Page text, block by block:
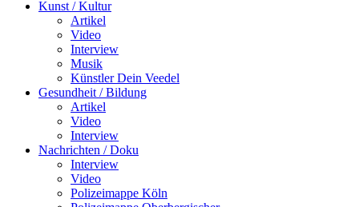
Kunst / Kultur
Artikel
Video
Interview
Musik
Künstler Dein Veedel
Gesundheit / Bildung
Artikel
Video
Interview
Nachrichten / Doku
Interview
Video
Polizeimappe Köln